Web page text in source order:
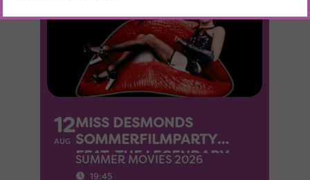
12
AUG
MISS DESMONDS
SOMMERFILMPARTY
FEAT. THE LEGENDARY
LUCY MCEVIL: THE ROCKY
SUMMER MOVIES 2026
19:45